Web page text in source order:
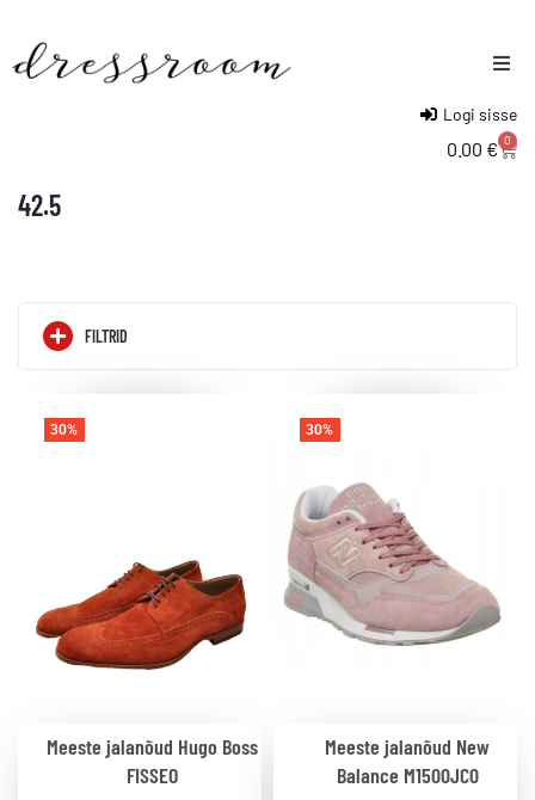
Logi sisse
0.00 € 0
42.5
FILTRID
30%
Meeste jalanõud Hugo Boss
FISSEO
30%
Meeste jalanõud New
Balance M1500JC0